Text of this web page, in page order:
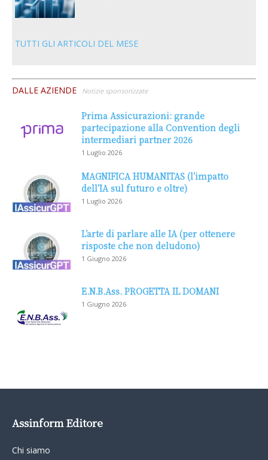
TUTTI GLI ARTICOLI DEL MESE
DALLE AZIENDE Notizie sponsorizzate
Prima Assicurazioni: grande
partecipazione alla Convention degli
intermediari partner 2026
1 Luglio 2026
MAGNIFICA HUMANITAS (l’impatto
dell’IA sul futuro e oltre)
1 Luglio 2026
L’arte di parlare alle IA (per ottenere
risposte che non deludono)
1 Giugno 2026
E.N.B.Ass. PROGETTA IL DOMANI
1 Giugno 2026
Assinform Editore
Chi siamo